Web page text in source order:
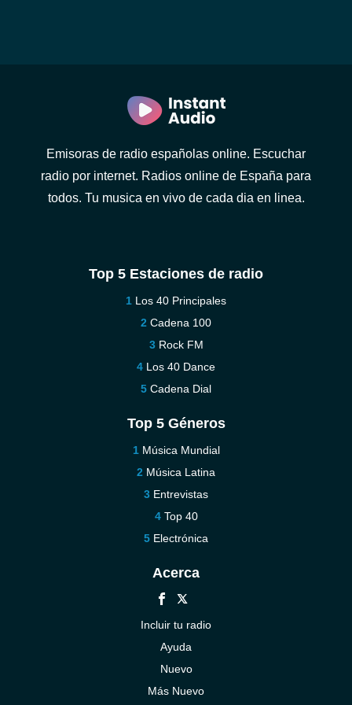
Emisoras de radio españolas online. Escuchar
radio por internet. Radios online de España para
todos. Tu musica en vivo de cada dia en linea.
Top 5 Estaciones de radio
Los 40 Principales
Cadena 100
Rock FM
Los 40 Dance
Cadena Dial
Top 5 Géneros
Música Mundial
Música Latina
Entrevistas
Top 40
Electrónica
Acerca
Incluir tu radio
Ayuda
Nuevo
Más Nuevo